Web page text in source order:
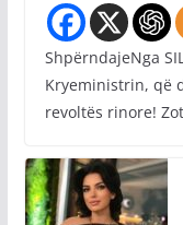
ShpërndajeNga
Kryeministrin, që
revoltës rinore!